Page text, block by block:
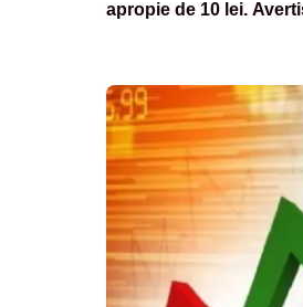
apropie de 10 lei.